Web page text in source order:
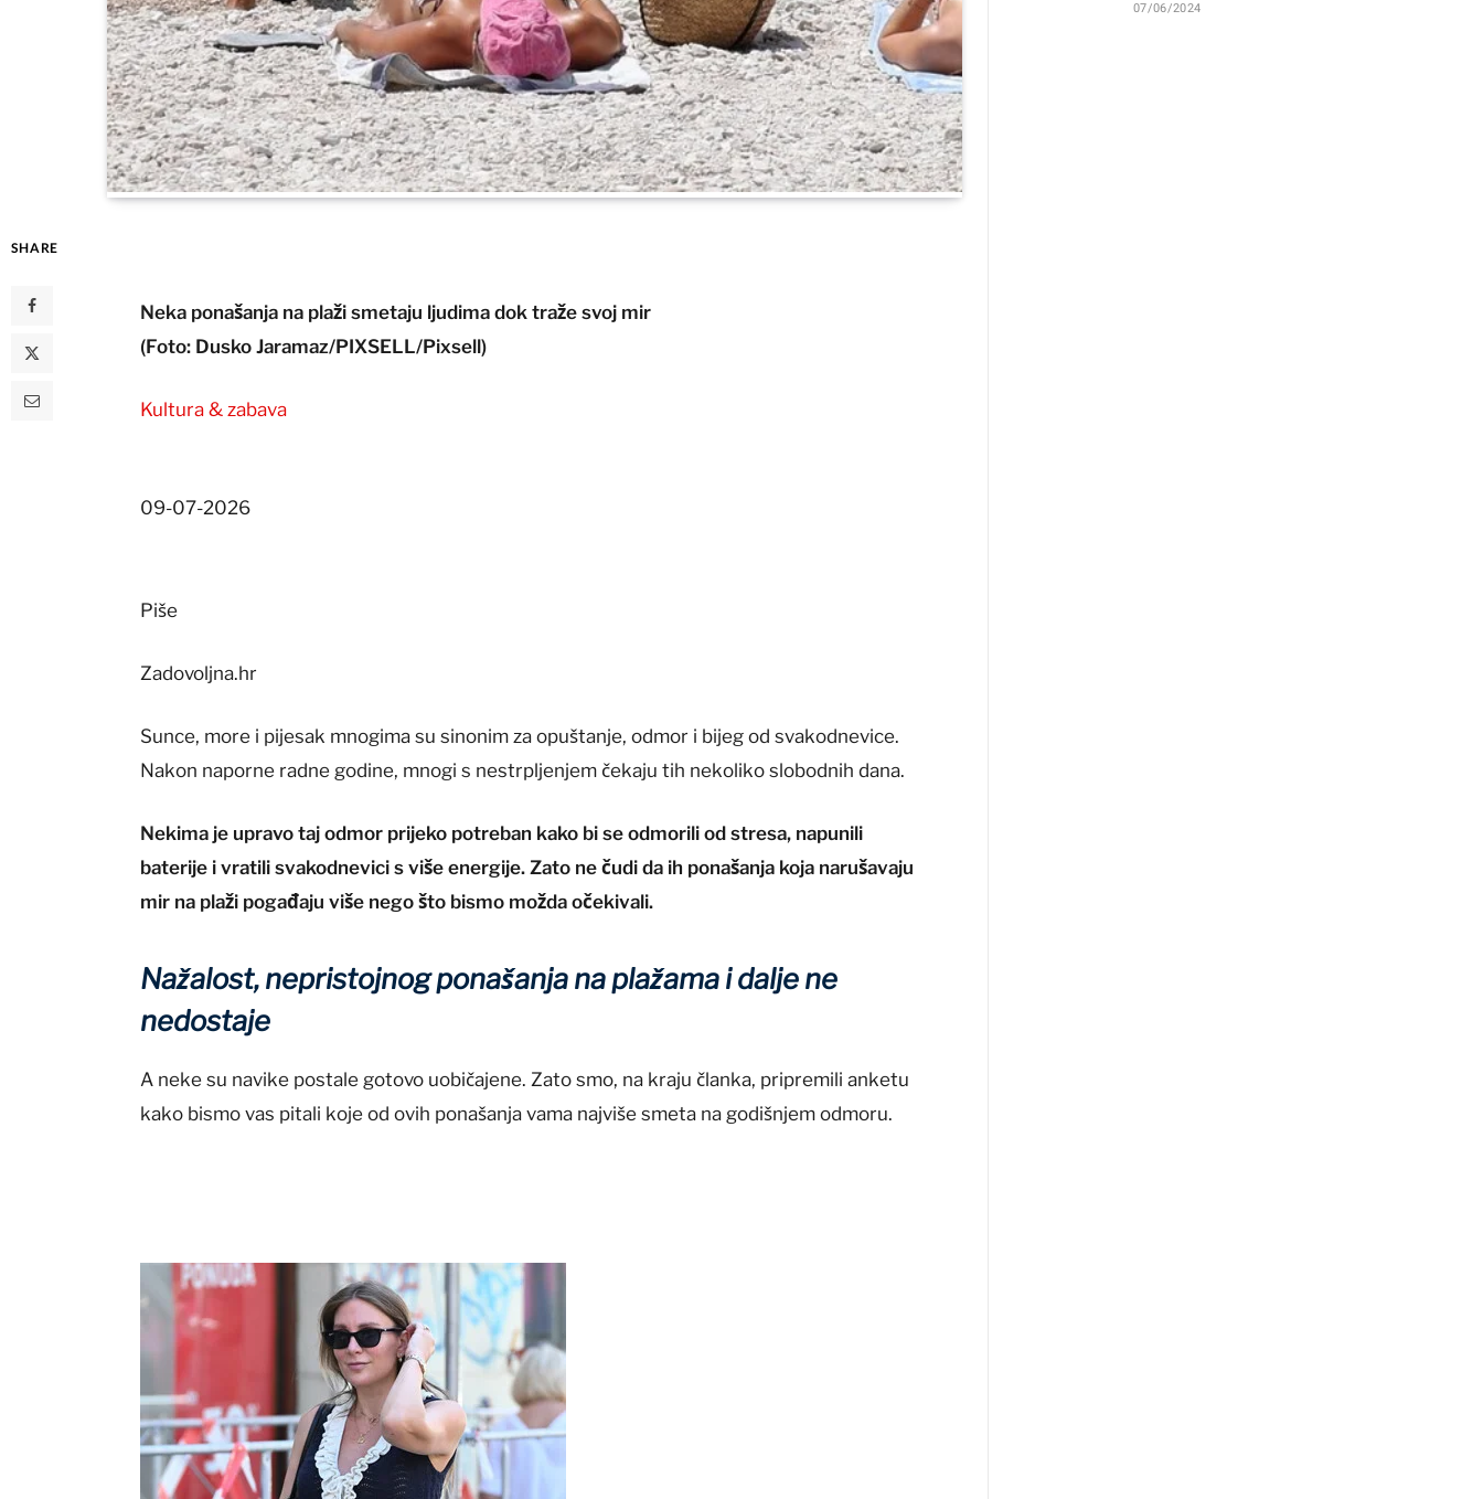
SHARE
Neka ponašanja na plaži smetaju ljudima dok traže svoj mir
(Foto: Dusko Jaramaz/PIXSELL/Pixsell)
Kultura & zabava
09-07-2026
Piše
Zadovoljna.hr
Sunce, more i pijesak mnogima su sinonim za opuštanje, odmor i bijeg od svakodnevice.
Nakon naporne radne godine, mnogi s nestrpljenjem čekaju tih nekoliko slobodnih dana.
Nekima je upravo taj odmor prijeko potreban kako bi se odmorili od stresa, napunili
baterije i vratili svakodnevici s više energije. Zato ne čudi da ih ponašanja koja narušavaju
mir na plaži pogađaju više nego što bismo možda očekivali.
Nažalost, nepristojnog ponašanja na plažama i dalje ne
nedostaje
A neke su navike postale gotovo uobičajene. Zato smo, na kraju članka, pripremili anketu
kako bismo vas pitali koje od ovih ponašanja vama najviše smeta na godišnjem odmoru.
07/06/2024